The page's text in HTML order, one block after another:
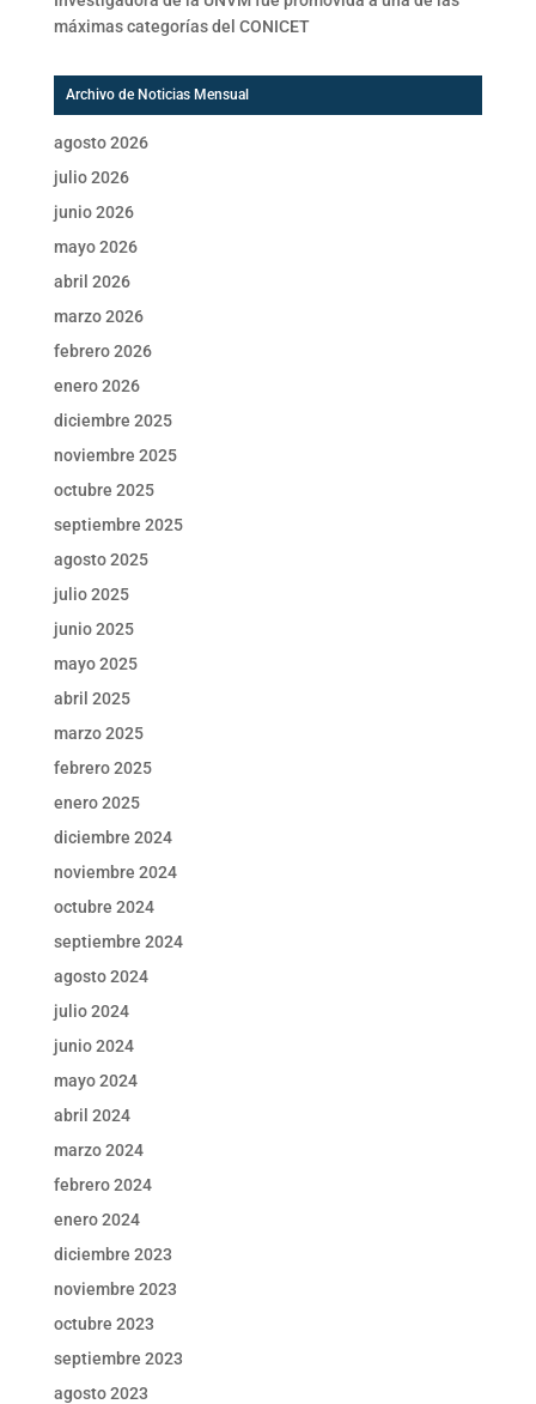
máximas categorías del CONICET
Archivo de Noticias Mensual
agosto 2026
julio 2026
junio 2026
mayo 2026
abril 2026
marzo 2026
febrero 2026
enero 2026
diciembre 2025
noviembre 2025
octubre 2025
septiembre 2025
agosto 2025
julio 2025
junio 2025
mayo 2025
abril 2025
marzo 2025
febrero 2025
enero 2025
diciembre 2024
noviembre 2024
octubre 2024
septiembre 2024
agosto 2024
julio 2024
junio 2024
mayo 2024
abril 2024
marzo 2024
febrero 2024
enero 2024
diciembre 2023
noviembre 2023
octubre 2023
septiembre 2023
agosto 2023